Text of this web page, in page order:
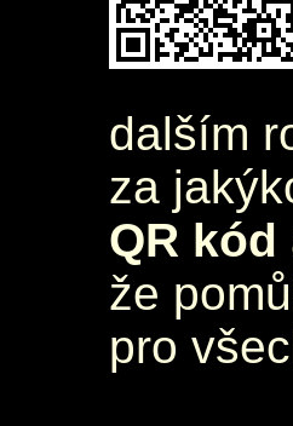
dalším
za
QR kód
že
pro